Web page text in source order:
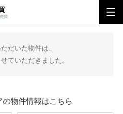
買
リアトップ
だいた物件は、
ていただきました。
の物件情報はこちら